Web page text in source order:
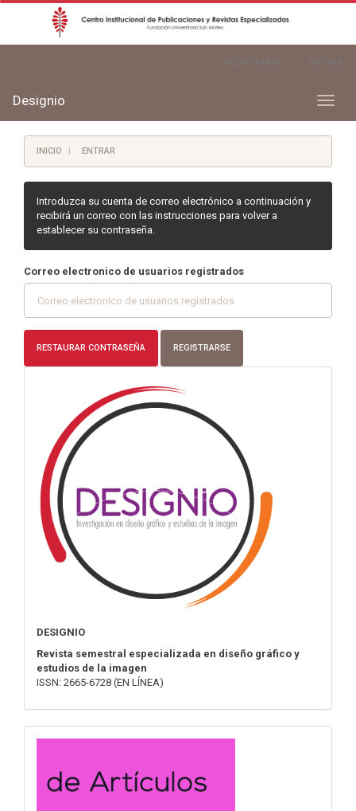
principal
Barra
lateral
Toggle
Designio
INICIO ENTRAR
Introduzca su cuenta de correo electrónico a continuación y
recibirá un correo con las instrucciones para volver a
establecer su contraseña.
Correo electronico de usuarios registrados
RESTAURAR CONTRASEÑA REGISTRARSE
DESIGNIO
Revista semestral especializada en diseño gráfico y
estudios de la imagen
ISSN: 2665-6728 (EN LÍNEA)
convocatoria